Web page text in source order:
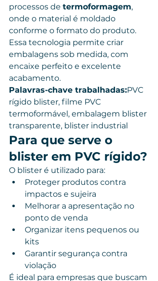
processos de termoformagem,
onde o material é moldado
conforme o formato do produto.
Essa tecnologia permite criar
embalagens sob medida, com
encaixe perfeito e excelente
acabamento.
Palavras-chave trabalhadas:PVC
rígido blister, filme PVC
termoformável, embalagem blister
transparente, blister industrial
Para que serve o
blister em PVC rígido?
O blister é utilizado para:
Proteger produtos contra
impactos e sujeira
Melhorar a apresentação no
ponto de venda
Organizar itens pequenos ou
kits
Garantir segurança contra
violação
É ideal para empresas que buscam